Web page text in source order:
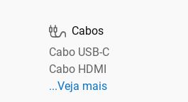
 Cabos
Cabo USB-C
Cabo HDMI
...Veja mais